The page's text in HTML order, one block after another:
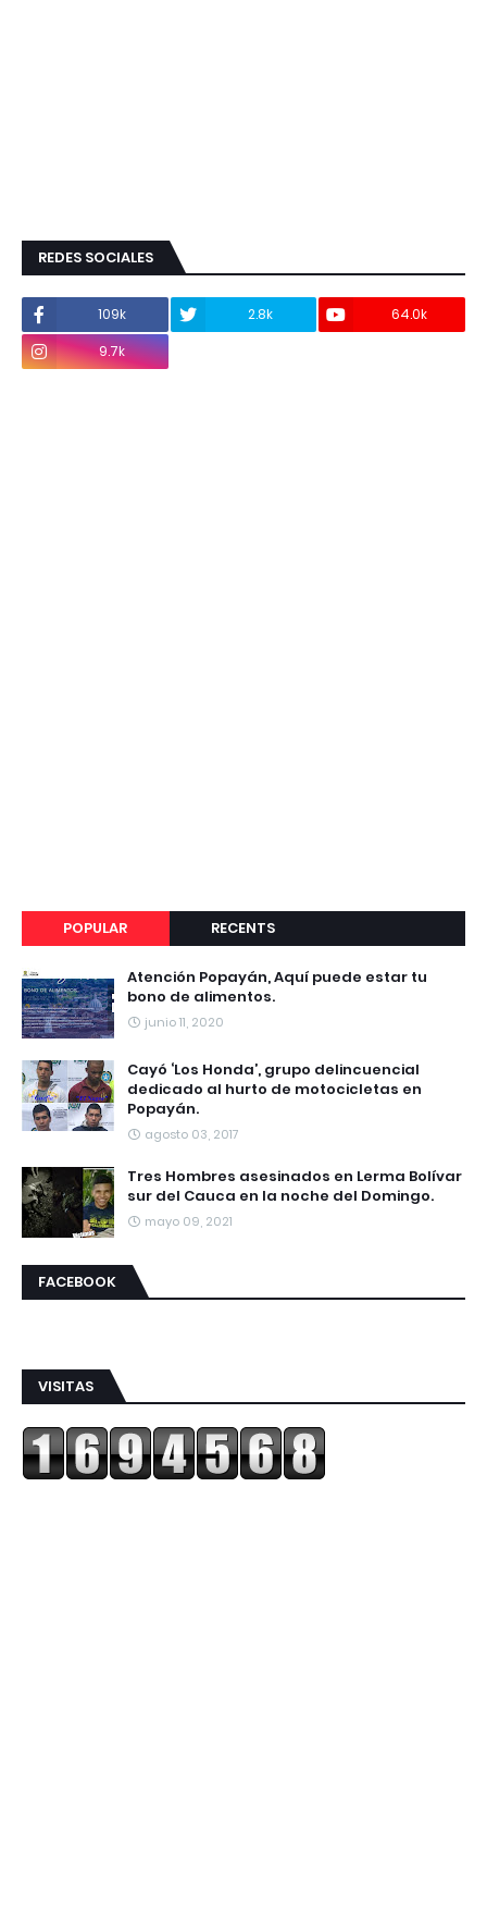
REDES SOCIALES
109k 2.8k
64.0k
9.7k
POPULAR RECENTS
Atención Popayán, Aquí puede estar tu
bono de alimentos.
junio 11, 2020
Cayó ‘Los Honda’, grupo delincuencial
dedicado al hurto de motocicletas en
Popayán.
agosto 03, 2017
Tres Hombres asesinados en Lerma Bolívar
sur del Cauca en la noche del Domingo.
mayo 09, 2021
FACEBOOK
VISITAS